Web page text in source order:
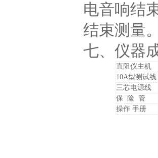
电音响结
结束测量
七、仪器
直阻仪主机
10A型测试线
三芯电源线
保 险 管
操作 手册